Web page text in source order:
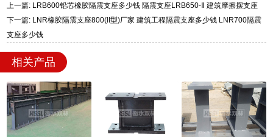
上一篇: LRB600铅芯橡胶隔震支座多少钱 隔震支座LRB650-Ⅱ 建筑摩擦摆支座
下一篇: LNR橡胶隔震支座800(II型)厂家 建筑工程隔震支座多少钱 LNR700隔震
支座多少钱
相关产品